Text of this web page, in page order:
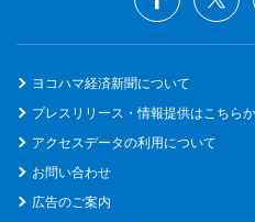
ヨコハマ経済新聞について
プレスリリース・情報提供はこちら
アクセスデータの利用について
お問い合わせ
広告のご案内